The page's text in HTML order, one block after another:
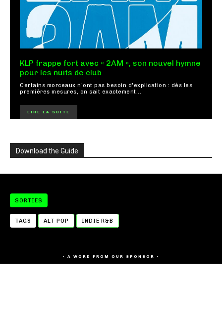
KLP frappe fort avec « 2AM », son nouvel hymne
pour les nuits de club
Certains morceaux n'ont pas besoin d'explication : dès les
premières mesures, on sait exactement...
LIRE LA SUITE
Download the Guide
SORTIES
TAGS ALT POP INDIE R&B
- A WORD FROM OUR SPONSOR -